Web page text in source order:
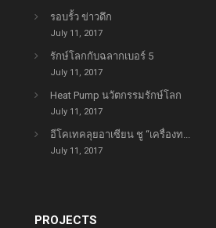
รอบรั้ว ข่าวดึก
July 11, 2017
รักษ์โลกกับฉลากเบอร์ 5
July 11, 2017
Heat Pump นวัตกรรมรักษ์โลก
July 11, 2017
อีโคเทคลุยอาเซียน ชู “เครื่องท...
July 11, 2017
PROJECTS